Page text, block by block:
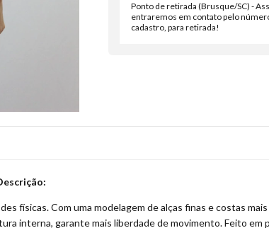
Ponto de retirada (Brusque/SC) -
entraremos em contato pelo
cadastro, para retirada!
físicas. Com uma modelagem de alças finas e costas
interna, garante mais liberdade de movimento. Feito em